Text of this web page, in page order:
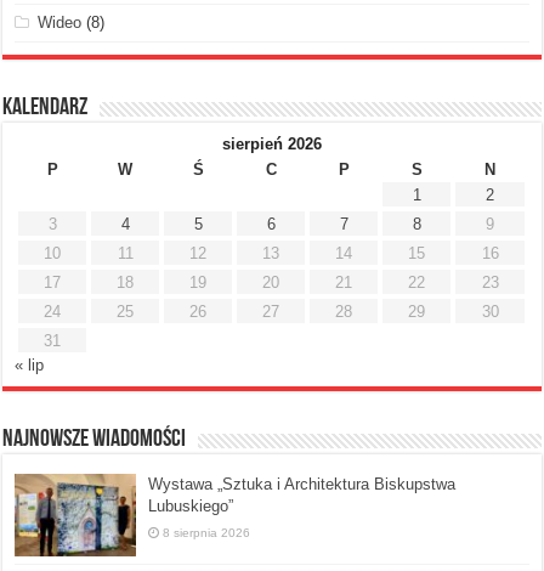
Wideo (8)
Kalendarz
sierpień 2026
P
W Ś C P S
N
1
2
3
4 5 6 7 8
9
10
11 12 13 14 15
16
17
18 19 20 21 22
23
24
25 26 27 28 29
30
31
« lip
Najnowsze Wiadomości
Wystawa „Sztuka i Architektura Biskupstwa
Lubuskiego”
8 sierpnia 2026